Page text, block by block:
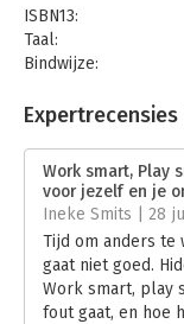
ISBN13:
Taal:
Bindwijze:
Bestandsformaat:
Uitgever:
Druk:
Verschijningsdatum:
Hoofdrubriek:
Expertrecensies
Work smart, Play
voor jezelf en je
Ineke Smits | 28
Tijd om anders te
gaat niet goed.
Work smart, play
fout gaat, en hoe